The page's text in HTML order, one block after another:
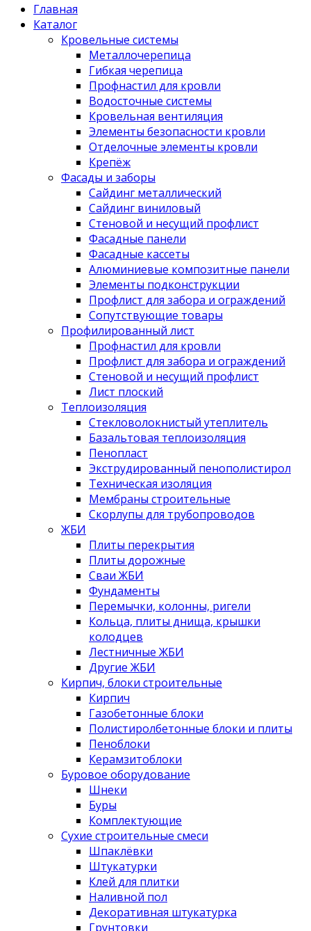
Главная
Каталог
Кровельные системы
Металлочерепица
Гибкая черепица
Профнастил для кровли
Водосточные системы
Кровельная вентиляция
Элементы безопасности кровли
Отделочные элементы кровли
Крепёж
Фасады и заборы
Сайдинг металлический
Сайдинг виниловый
Стеновой и несущий профлист
Фасадные панели
Фасадные кассеты
Алюминиевые композитные панели
Элементы подконструкции
Профлист для забора и ограждений
Сопутствующие товары
Профилированный лист
Профнастил для кровли
Профлист для забора и ограждений
Стеновой и несущий профлист
Лист плоский
Теплоизоляция
Стекловолокнистый утеплитель
Базальтовая теплоизоляция
Пенопласт
Экструдированный пенополистирол
Техническая изоляция
Мембраны строительные
Скорлупы для трубопроводов
ЖБИ
Плиты перекрытия
Плиты дорожные
Сваи ЖБИ
Фундаменты
Перемычки, колонны, ригели
Кольца, плиты днища, крышки
колодцев
Лестничные ЖБИ
Другие ЖБИ
Кирпич, блоки строительные
Кирпич
Газобетонные блоки
Полистиролбетонные блоки и плиты
Пеноблоки
Керамзитоблоки
Буровое оборудование
Шнеки
Буры
Комплектующие
Сухие строительные смеси
Шпаклёвки
Штукатурки
Клей для плитки
Наливной пол
Декоративная штукатурка
Грунтовки